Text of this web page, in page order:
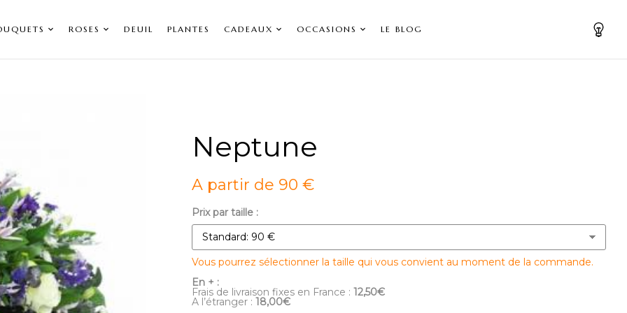
ROSES DEUIL PLANTES CADEAUX OCCASIONS LE BLOG
Neptune
A partir de 90 €
Prix par taille :
Vous pourrez sélectionner la taille qui vous convient au moment de la commande.
En + :
Frais de livraison fixes en France : 12,50€
A l’étranger : 18,00€